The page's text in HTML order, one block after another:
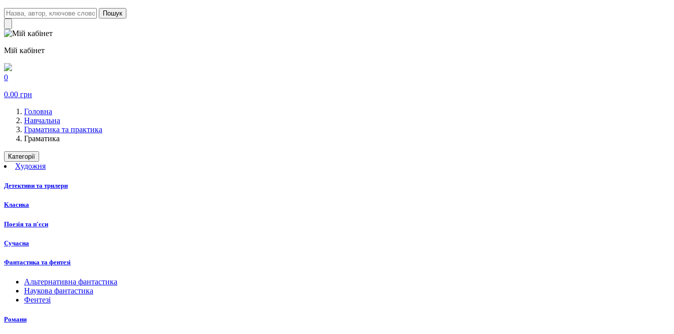
Пошук
Мій кабінет
0
0.00 грн
Головна
Навчальна
Граматика та практика
Граматика
Категорії
Художня
Детективи та трилери
Класика
Поезія та п'єси
Сучасна
Фантастика та фентезі
Альтернативна фантастика
Наукова фантастика
Фентезі
Романи